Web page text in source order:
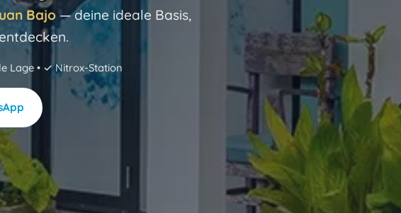
Bajo— deine ideale Basis,
Lage • ✓ Nitrox-Station